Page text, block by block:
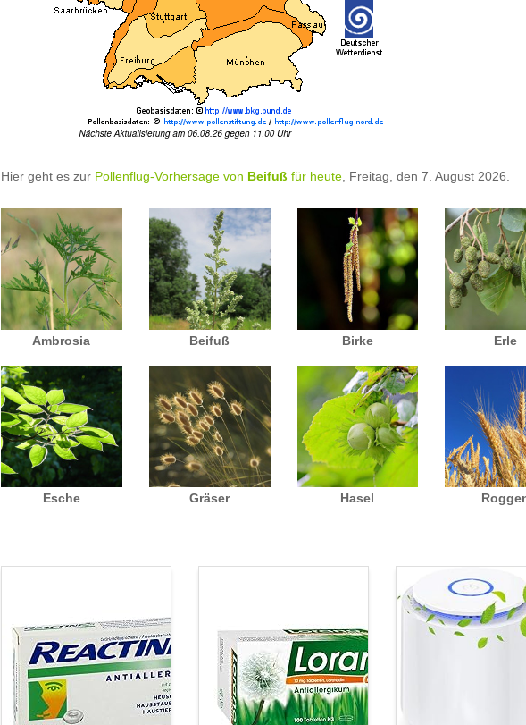
Hier geht es zur Pollenflug-Vorhersage von Beifuß für heute , Freitag, den 7. August 2026.
Ambrosia Beifuß Birke Erle
Esche Gräser Hasel